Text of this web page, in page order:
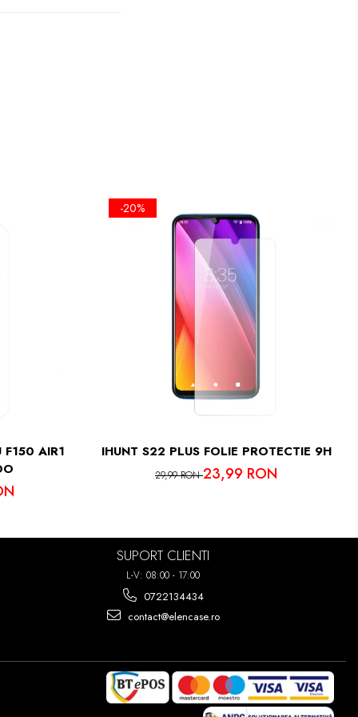
FOLOSI
UMET,
DE
PUTETI
7 ORI!
F150 AIR1
-20%
IHUNT S22 PLUS FOLIE PROTECTIE 9H
29,99 RON23,99 RON
SUPORT CLIENTI
L-V: 08:00 - 17:00
0722134434
contact@elencase.ro